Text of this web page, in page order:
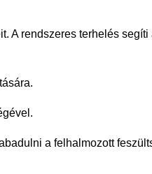
A rendszeres terhelés
a felhalmozott